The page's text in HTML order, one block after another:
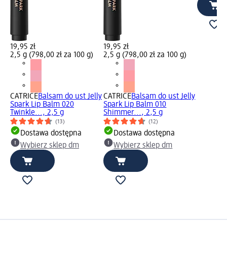
19,95 zł
2,5 g (798,00 zł za 100 g)
CATRICEBalsam do ust Jelly
Spark Lip Balm 020
Twinkle..., 2,5 g
(13)
Dostawa dostępna
Wybierz sklep dm
19,95 zł
2,5 g (798,00 zł za 100 g)
CATRICEBalsam do ust Jelly
Spark Lip Balm 010
Shimmer..., 2,5 g
(12)
Dostawa dostępna
Wybierz sklep dm